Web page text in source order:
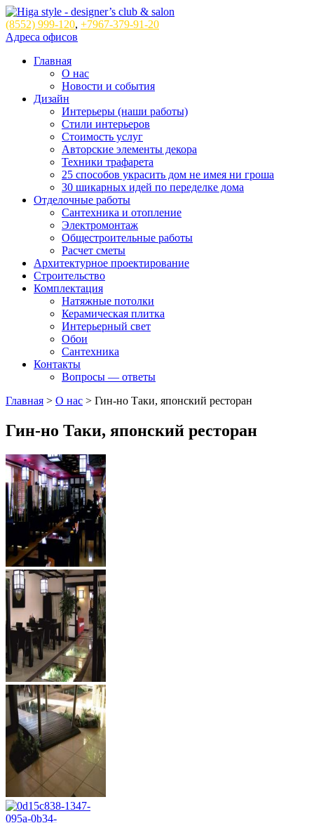
(8552) 999-120, +7967-379-91-20
Адреса офисов
Главная
О нас
Новости и события
Дизайн
Интерьеры (наши работы)
Стили интерьеров
Стоимость услуг
Авторские элементы декора
Техники трафарета
25 способов украсить дом не имея ни гроша
30 шикарных идей по переделке дома
Отделочные работы
Сантехника и отопление
Электромонтаж
Общестроительные работы
Расчет сметы
Архитектурное проектирование
Строительство
Комплектация
Натяжные потолки
Керамическая плитка
Интерьерный свет
Обои
Сантехника
Контакты
Вопросы — ответы
Главная > О нас > Гин-но Таки, японский ресторан
Гин-но Таки, японский ресторан